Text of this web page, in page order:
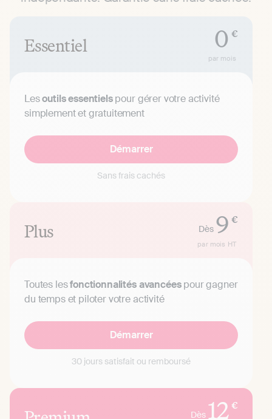
Essentiel 0 €
par mois
Lesoutils essentielspour gérer votre activité
simplement et gratuitement
Démarrer
Sans frais cachés
Plus Dès 9 €
par mois HT
Toutes lesfonctionnalités avancéespour gagner
du temps et piloter votre activité
Démarrer
30 jours satisfait ou remboursé
Dès 12 €